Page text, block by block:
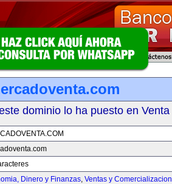
dominio lo ha puesto en Venta
Dinero y Finanzas, Ventas y Comercializacion